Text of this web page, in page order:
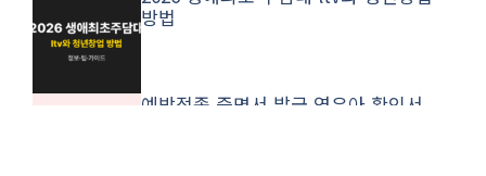
방법
예방접종 증명서 발급 영유아 확인서